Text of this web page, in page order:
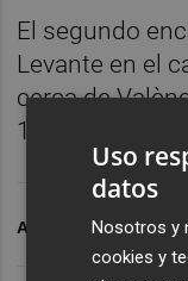
El segundo
Levante en el
cerca de
19:30.
ARCHIVADO EN
Uso
datos
Nosotros y
cookies y